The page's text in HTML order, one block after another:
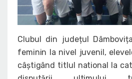
Clubul din județul
feminin la nivel juvenil,
câștigând titlul national la